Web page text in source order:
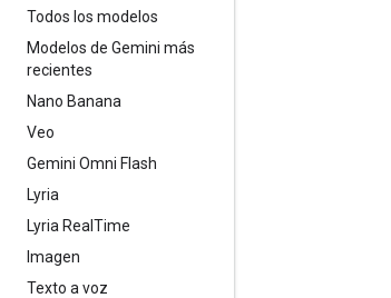
Todos los modelos
Modelos de Gemini más
recientes
Nano Banana
Veo
Gemini Omni Flash
Lyria
Lyria Real Time
Imagen
Texto a voz